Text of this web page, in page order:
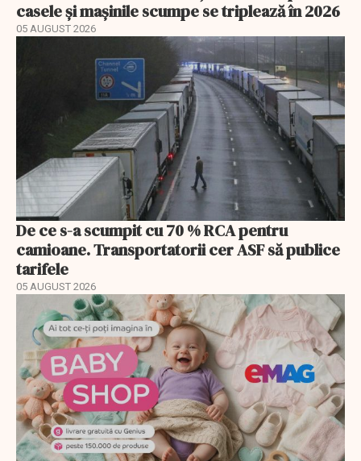
casele și mașinile scumpe se triplează în 2026
05 AUGUST 2026
De ce s-a scumpit cu 70 % RCA pentru
camioane. Transportatorii cer ASF să publice
tarifele
05 AUGUST 2026